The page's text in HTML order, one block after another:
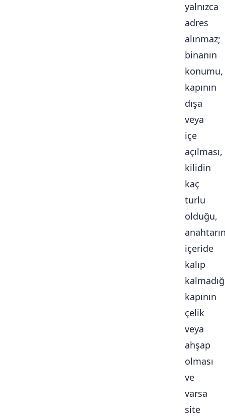
yalnızca
adres
alınmaz;
binanın
konumu,
kapının
dışa
veya
içe
açılması,
kilidin
kaç
turlu
olduğu,
içeride
kalıp
kapının
çelik
veya
ahşap
olması
ve
varsa
site